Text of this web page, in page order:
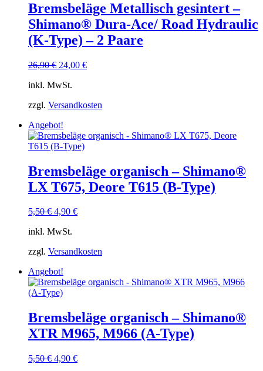
Bremsbeläge Metallisch gesintert –
Shimano® Dura-Ace/ Road Hydraulic
(K-Type) – 2 Paare
26,90€ Ursprünglicher
war:
24,00 €Aktueller
inkl. MwSt.
zzgl. Versandkosten
Angebot!
Bremsbeläge organisch – Shimano®
LX T675, Deore T615 (B-Type)
5,50€ Ursprünglicher
war:
4,90 €Aktueller
inkl. MwSt.
zzgl. Versandkosten
Angebot!
Bremsbeläge organisch – Shimano®
XTR M965, M966 (A-Type)
5,50€ Ursprünglicher
4,90 €Aktueller